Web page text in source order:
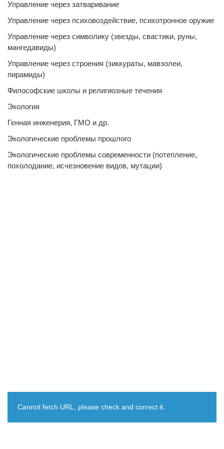
Управление через затваривание
Управление через психовоздействие, психотронное оружие
Управление через символику (звезды, свастики, руны,
мангедавиды)
Управление через строения (зиккураты, мавзолеи,
пирамиды)
Философские школы и религиозные течения
Экология
Генная инженерия, ГМО и др.
Экологические проблемы прошлого
Экологические проблемы современности (потепление,
похолодание, исчезновение видов, мутации)
Cannot fetch URL, please check and correct it.